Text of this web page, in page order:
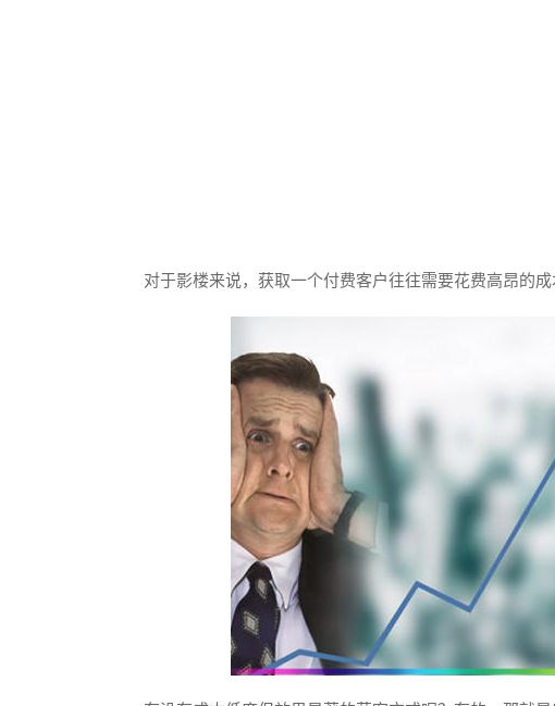
对于影楼来说，获取一个付费客户往往需要花费高昂的成